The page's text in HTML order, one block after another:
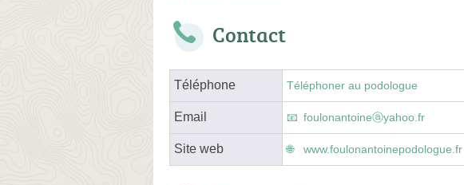
Contact
Téléphone Téléphoner au podologue
Email foulonantoineⓐyahoo.fr
Site web www.foulonantoinepodologue.fr